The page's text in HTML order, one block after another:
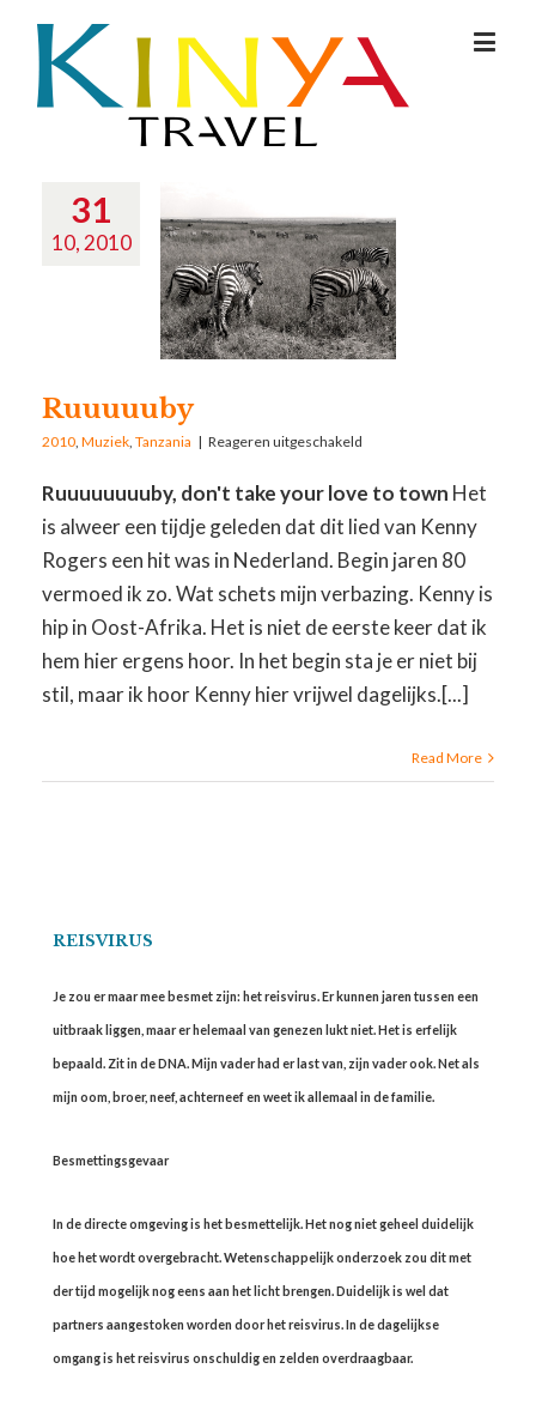
31
10, 2010
Ruuuuuby
2010 ,Muziek ,Tanzania | Reageren uitgeschakeld
Ruuuuuuuuby, don't take your love to town Het
is alweer een tijdje geleden dat dit lied van Kenny
Rogers een hit was in Nederland. Begin jaren 80
vermoed ik zo. Wat schets mijn verbazing. Kenny is
hip in Oost-Afrika. Het is niet de eerste keer dat ik
hem hier ergens hoor. In het begin sta je er niet bij
stil, maar ik hoor Kenny hier vrijwel dagelijks.[...]
Read More
REISVIRUS
Je zou er maar mee besmet zijn: het reisvirus. Er kunnen jaren tussen een
uitbraak liggen, maar er helemaal van genezen lukt niet. Het is erfelijk
bepaald. Zit in de DNA. Mijn vader had er last van, zijn vader ook. Net als
mijn oom, broer, neef, achterneef en weet ik allemaal in de familie.
Besmettingsgevaar
In de directe omgeving is het besmettelijk. Het nog niet geheel duidelijk
hoe het wordt overgebracht. Wetenschappelijk onderzoek zou dit met
der tijd mogelijk nog eens aan het licht brengen. Duidelijk is wel dat
partners aangestoken worden door het reisvirus. In de dagelijkse
omgang is het reisvirus onschuldig en zelden overdraagbaar.